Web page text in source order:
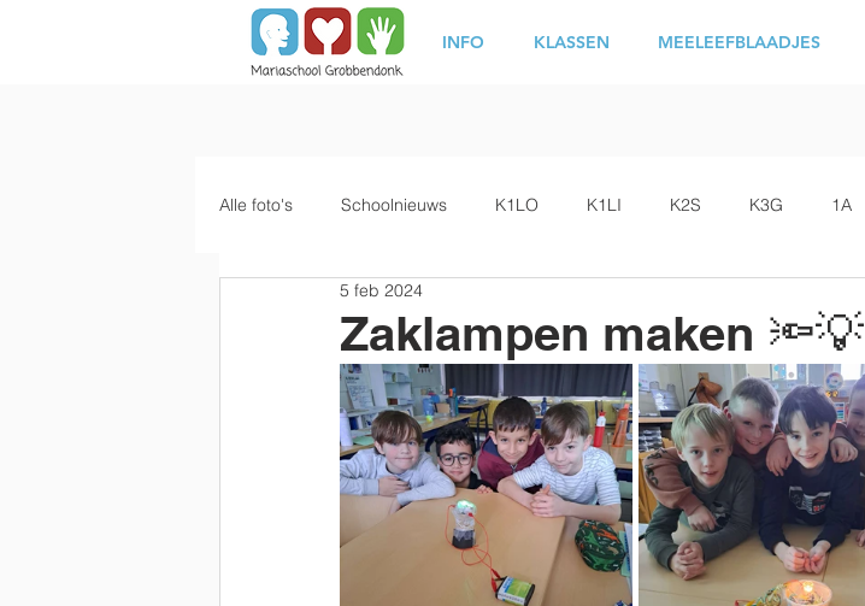
INFO KLASSEN MEELEEFBLAADJES
Alle foto's Schoolnieuws K1LO K1LI K2S K3G 1A
Zaklampen maken 🔦💡
5 feb 2024